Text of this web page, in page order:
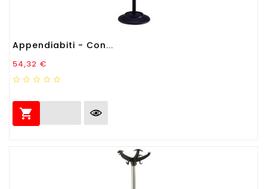
Appendiabiti - Con...
Prezzo
54,32 €
